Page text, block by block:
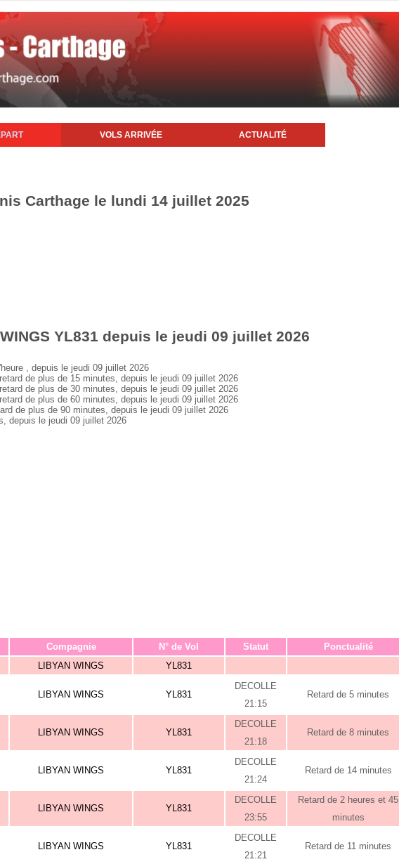
VOLS ARRIVÉE ACTUALITÉ
Carthage le lundi 14 juillet 2025
YL831 depuis le jeudi 09 juillet 2026
, depuis le jeudi 09 juillet 2026
de plus de 15 minutes, depuis le jeudi 09 juillet 2026
de plus de 30 minutes, depuis le jeudi 09 juillet 2026
de plus de 60 minutes, depuis le jeudi 09 juillet 2026
de plus de 90 minutes, depuis le jeudi 09 juillet 2026
depuis le jeudi 09 juillet 2026
Compagnie N° de Vol Statut
Ponctualité
LIBYAN WINGS YL831
LIBYAN WINGS YL831
DECOLLE
21:15
Retard de 5 minutes
LIBYAN WINGS YL831
DECOLLE
21:18
Retard de 8 minutes
LIBYAN WINGS YL831
DECOLLE
21:24
Retard de 14 minutes
LIBYAN WINGS YL831
DECOLLE
23:55
Retard de 2 heures et 45
minutes
LIBYAN WINGS YL831
DECOLLE
21:21
Retard de 11 minutes